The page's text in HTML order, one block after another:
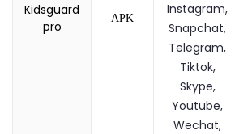
Kidsguard
pro
APK
Instagram,
Snapchat,
Telegram,
Tiktok,
Skype,
Youtube,
Wechat,